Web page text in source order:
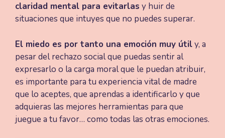
claridad mental para evitarlas y huir de
situaciones que intuyes que no puedes superar.
El miedo es por tanto una emoción muy útily, a
pesar del rechazo social que puedas sentir al
expresarlo o la carga moral que le puedan atribuir,
es importante para tu experiencia vital de madre
que lo aceptes, que aprendas a identificarlo y que
adquieras las mejores herramientas para que
juegue a tu favor… como todas las otras emociones.